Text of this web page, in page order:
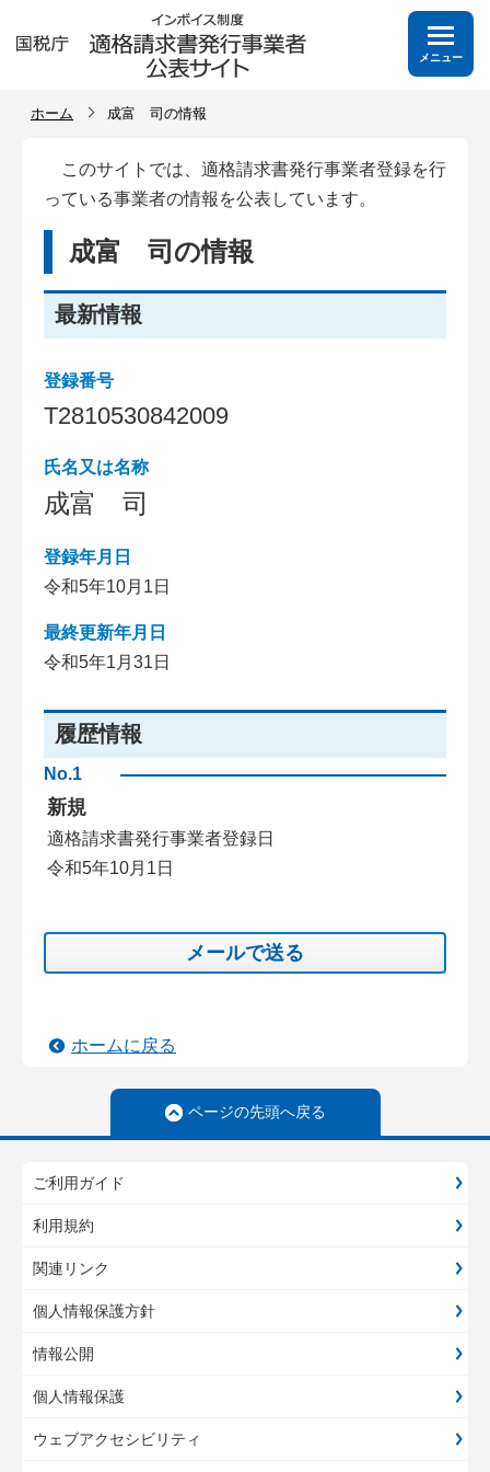
メニュー
ホーム 成富 司の情報
このサイトでは、適格請求書発行事業者登録を行
っている事業者の情報を公表しています。
成富 司の情報
最新情報
登録番号
T2810530842009
氏名又は名称
成富 司
登録年月日
令和5年10月1日
最終更新年月日
令和5年1月31日
履歴情報
No.1
新規
適格請求書発行事業者登録日
令和5年10月1日
メールで送る
ホームに戻る
ページの先頭へ戻る
ご利用ガイド
利用規約
関連リンク
個人情報保護方針
情報公開
個人情報保護
ウェブアクセシビリティ